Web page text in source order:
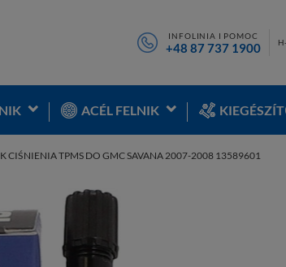
INFOLINIA I POMOC
+48 87 737 1900
ACÉL FELNIK
CIŚNIENIA TPMS DO GMC SAVANA 2007-2008 13589601